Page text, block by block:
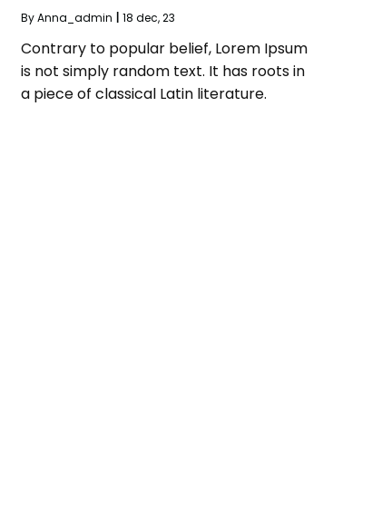
ByAnna_admin 18 dec, 23
Contrary to popular belief, Lorem Ipsum
is not simply random text. It has roots in
a piece of classical Latin literature.